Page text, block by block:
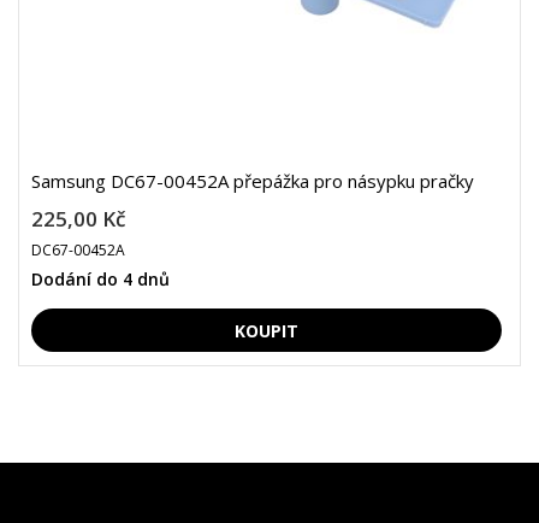
Samsung DC67-00452A přepážka pro násypku pračky
225,00 Kč
DC67-00452A
Dodání do 4 dnů